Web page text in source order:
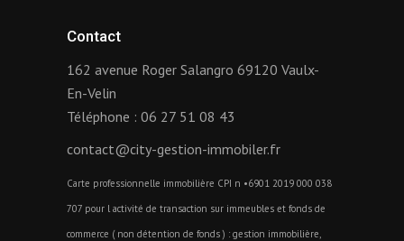
Contact
162 avenue Roger Salangro 69120 Vaulx-
En-Velin
Téléphone : 06 27 51 08 43
contact@city-gestion-immobiler.fr
Carte professionnelle immobilière CPI n •6901 2019 000 038
707 pour l activité de transaction sur immeubles et fonds de
commerce ( non détention de fonds ) : gestion immobilière,